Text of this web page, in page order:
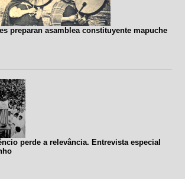
preparan asamblea constituyente mapuche
perde a relevância. Entrevista especial